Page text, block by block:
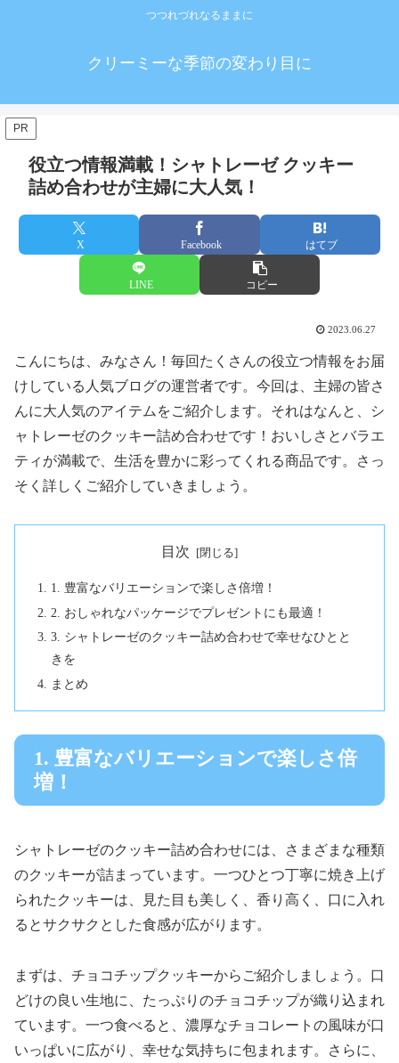
つつれづれなるままに
クリーミーな季節の変わり目に
PR
役立つ情報満載！シャトレーゼ クッキー
詰め合わせが主婦に大人気！
X Facebook はてブ
LINE コピー
2023.06.27
こんにちは、みなさん！毎回たくさんの役立つ情報をお届
けしている人気ブログの運営者です。今回は、主婦の皆さ
んに大人気のアイテムをご紹介します。それはなんと、シ
ャトレーゼのクッキー詰め合わせです！おいしさとバラエ
ティが満載で、生活を豊かに彩ってくれる商品です。さっ
そく詳しくご紹介していきましょう。
目次
1. 豊富なバリエーションで楽しさ倍増！
2. おしゃれなパッケージでプレゼントにも最適！
3. シャトレーゼのクッキー詰め合わせで幸せなひとと
きを
まとめ
1. 豊富なバリエーションで楽しさ倍
増！
シャトレーゼのクッキー詰め合わせには、さまざまな種類
のクッキーが詰まっています。一つひとつ丁寧に焼き上げ
られたクッキーは、見た目も美しく、香り高く、口に入れ
るとサクサクとした食感が広がります。
まずは、チョコチップクッキーからご紹介しましょう。口
どけの良い生地に、たっぷりのチョコチップが織り込まれ
ています。一つ食べると、濃厚なチョコレートの風味が口
いっぱいに広がり、幸せな気持ちに包まれます。さらに、